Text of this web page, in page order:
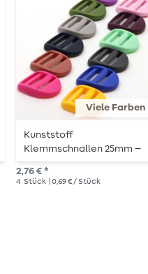
Viele Farben
Kunststoff
Klemmschnallen 25mm –
4 Stück
2,76 € *
4 Stück | 0,69 € / Stück